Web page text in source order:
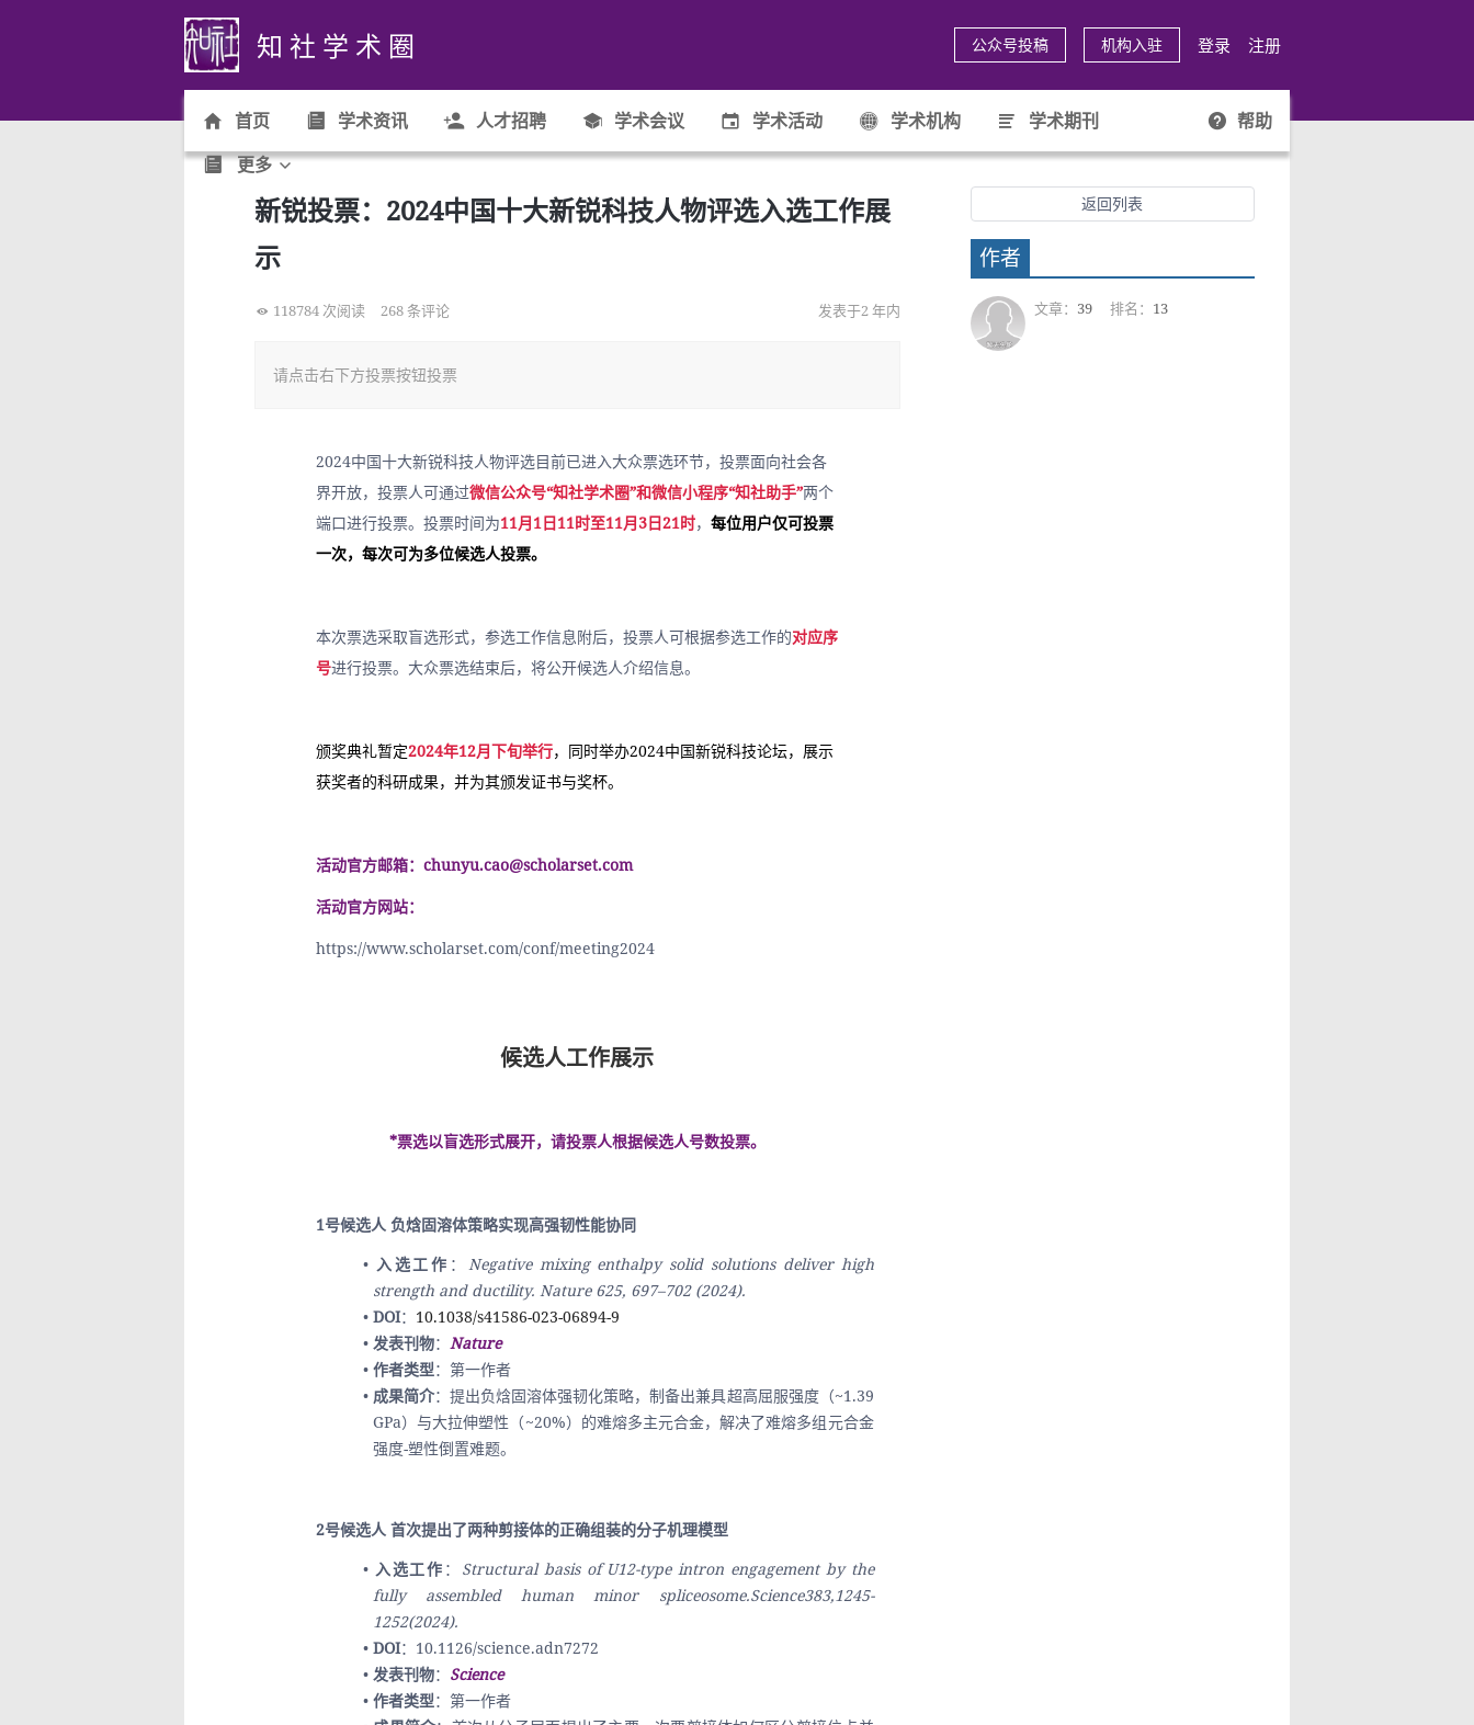
知 社 学 术 圈 公众号投稿 机构入驻 登录 注册
首页 学术资讯 人才招聘 学术会议 学术活动 学术机构
学术期刊
更多
帮助
新锐投票：2024中国十大新锐科技人物评选入选工作展
示
118784 次阅读 268 条评论 发表于2 年内
请点击右下方投票按钮投票
2024中国十大新锐科技人物评选目前已进入大众票选环节，投票面向社会各
界开放，投票人可通过微信公众号“知社学术圈”和微信小程序“知社助手”两个
端口进行投票。投票时间为11月1日11时至11月3日21时， 每位用户仅可投票
一次，每次可为多位候选人投票。
本次票选采取盲选形式，参选工作信息附后，投票人可根据参选工作的对应序
号进行投票。大众票选结束后，将公开候选人介绍信息。
颁奖典礼暂定2024年12月下旬举行，同时举办2024中国新锐科技论坛，展示
获奖者的科研成果，并为其颁发证书与奖杯。
活动官方邮箱：chunyu.cao@scholarset.com
活动官方网站：
https://www.scholarset.com/conf/meeting2024
候选人工作展示
*票选以盲选形式展开，请投票人根据候选人号数投票。
1号候选人 负焓固溶体策略实现高强韧性能协同
入选工作 ： Negative mixing enthalpy solid solutions deliver high
strength and ductility. Nature 625, 697–702 (2024).
DOI： 10.1038/s41586-023-06894-9
发表刊物： Nature
作者类型：第一作者
成果简介：提出负焓固溶体强韧化策略，制备出兼具超高屈服强度（~1.39
GPa）与大拉伸塑性（~20%）的难熔多主元合金，解决了难熔多组元合金
强度-塑性倒置难题。
2号候选人 首次提出了两种剪接体的正确组装的分子机理模型
入选工作 ： Structural basis of U12-type intron engagement by the
fully assembled human minor spliceosome.Science383,1245-
1252(2024).
DOI：10.1126/science.adn7272
发表刊物： Science
作者类型：第一作者
返回列表
作者
文章： 39 排名： 13